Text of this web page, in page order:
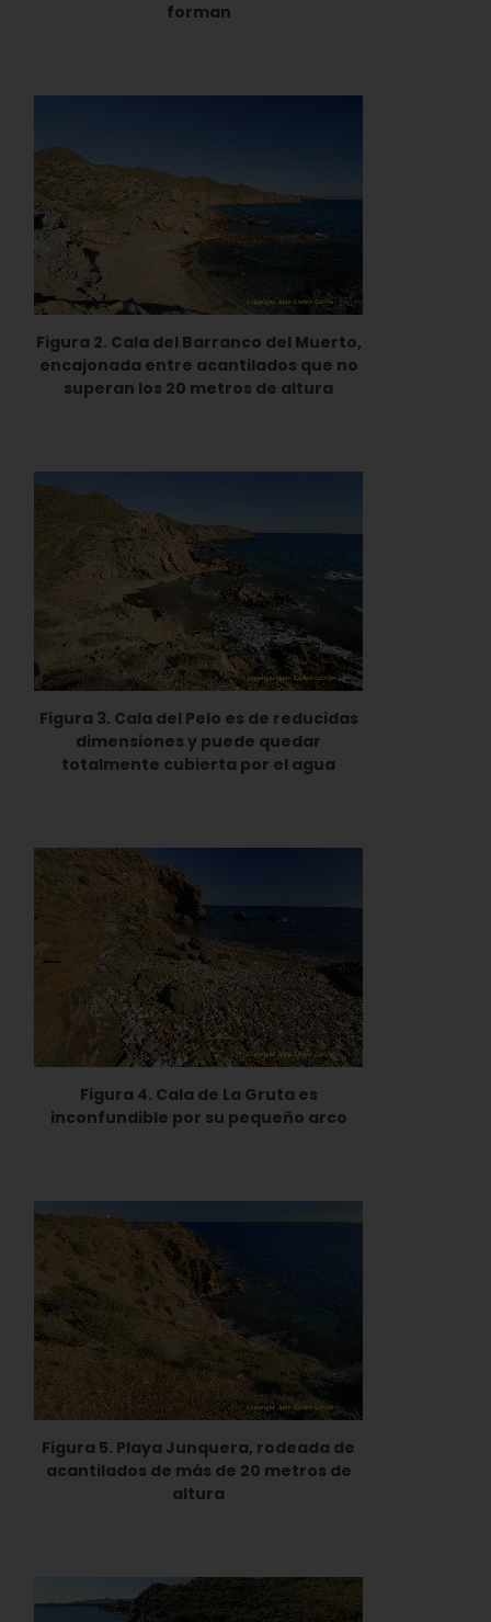
forman
Figura 2. Cala del Barranco del Muerto,
encajonada entre acantilados que no
superan los 20 metros de altura
Figura 3. Cala del Pelo es de reducidas
dimensiones y puede quedar
totalmente cubierta por el agua
Figura 4. Cala de La Gruta es
inconfundible por su pequeño arco
Figura 5. Playa Junquera, rodeada de
acantilados de más de 20 metros de
altura